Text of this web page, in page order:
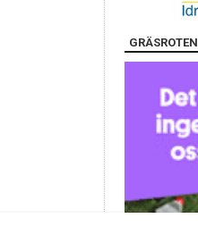
GRÄSROTEN